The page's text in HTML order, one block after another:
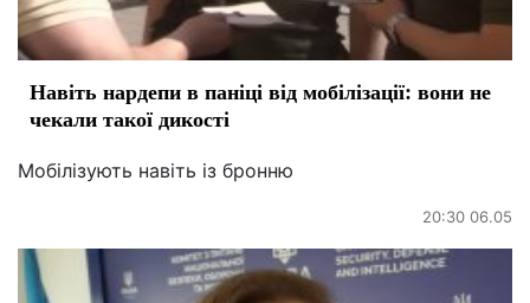
Навіть нардепи в паніці від мобілізації: вони не
чекали такої дикості
Мобілізують навіть із бронню
20:30 06.05